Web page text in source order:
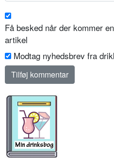
Få besked når der kommer
artikel
Modtag nyhedsbrev fra